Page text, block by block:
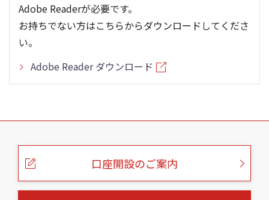
Adobe Readerが必要です。
お持ちでない方はこちらからダウンロードしてくださ
い。
Adobe Reader ダウンロード
こ
口座開設のご案内